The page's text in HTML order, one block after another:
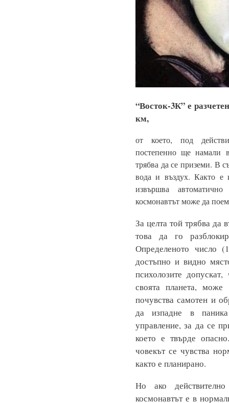
“Восток-3К” е
км,
от което, под
постепенно ще намали
трябва да се приземи. В
вода и въздух. Както е
извършва
космонавтът може да
За целта той трябва да
това да го
Определеното число
достъпно и видно
психолозите
своята планета,
почувства самотен и
да изпадне в
управление, за да се
което е твърде
човекът се чувства
както е планирано.
Но ако
космонавтът е в